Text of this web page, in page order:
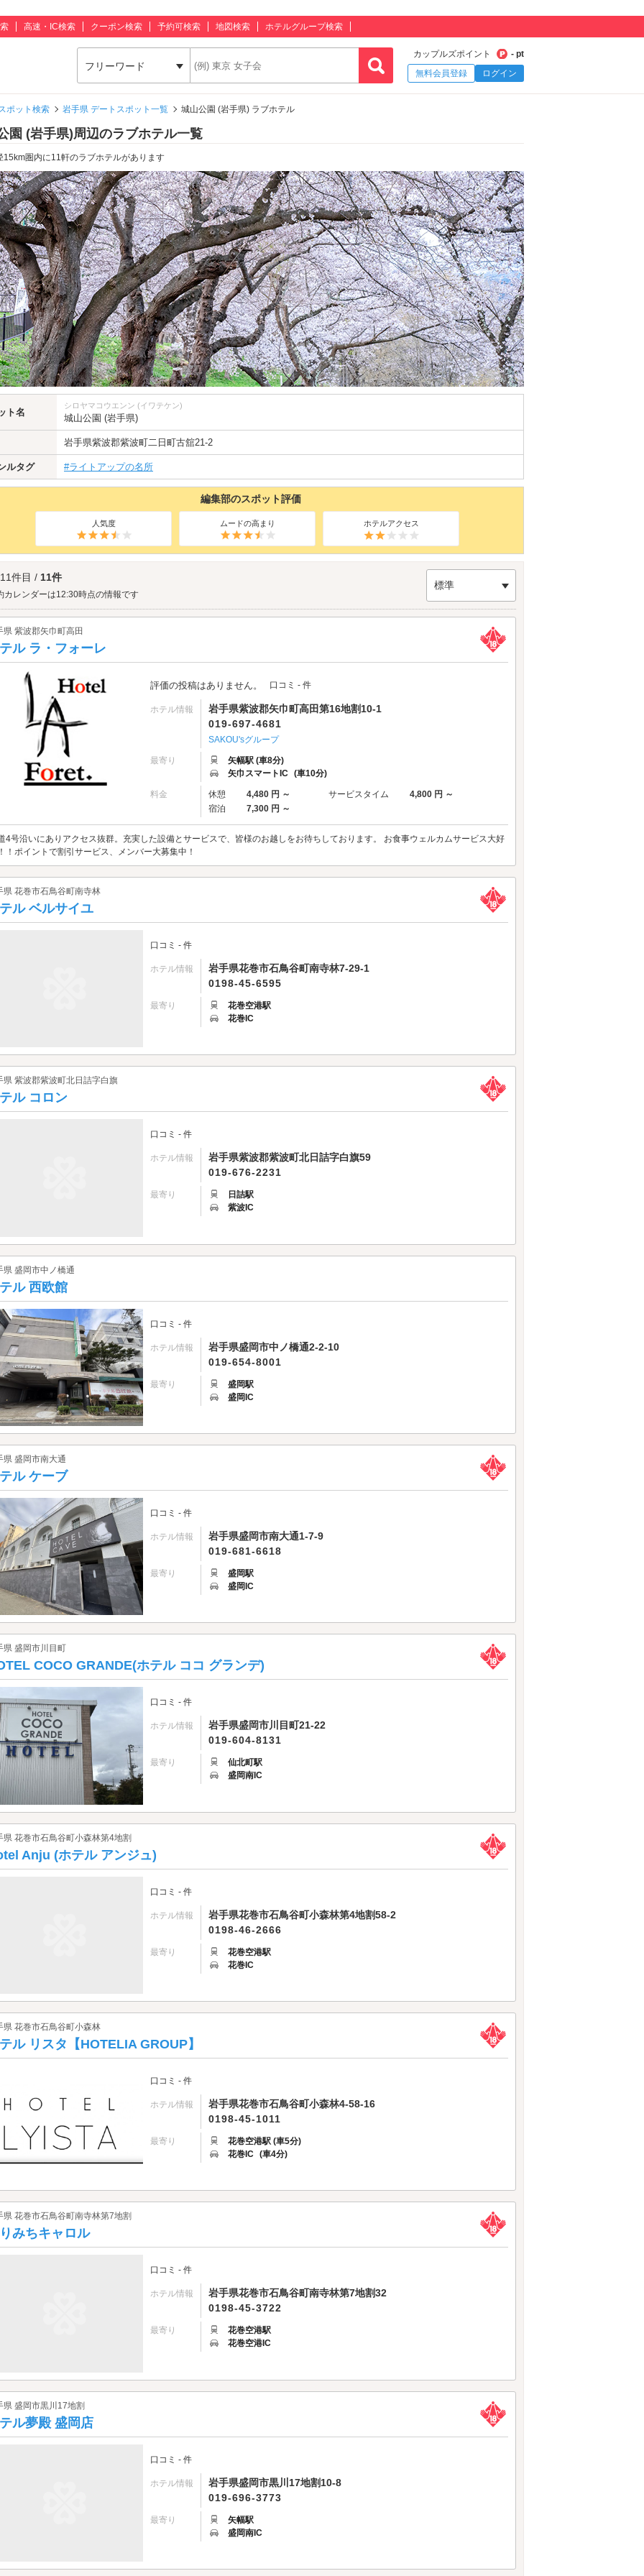
高速・IC検索 クーポン検索 予約可検索 地図検索 ホテルグループ検索
フリーワード
カップルズポイント
- pt
無料会員登録
ログイン
ポット検索 岩手県 デートスポット一覧 城山公園 (岩手県) ラブホテル
園 (岩手県)周辺のラブホテル一覧
15km圏内に11軒のラブホテルがあります
ト名
シロヤマコウエンン (イワテケン)
城山公園 (岩手県)
岩手県紫波郡紫波町二日町古舘21-2
ルタグ #ライトアップの名所
編集部のスポット評価
人気度 ムードの高まり ホテルアクセス
件目 / 11件
レンダーは12:30時点の情報です
標準
県 紫波郡矢巾町高田
ル ラ・フォーレ
評価の投稿はありません。 口コミ - 件
ホテル情報
岩手県紫波郡矢巾町高田第16地割10-1
019-697-4681
SAKOU'sグループ
最寄り
矢幅駅 (車8分)
矢巾スマートIC (車10分)
料金 休憩 4,480 円 ～ サービスタイム
4,800 円 ～
宿泊
7,300 円 ～
4号沿いにありアクセス抜群。充実した設備とサービスで、皆様のお越しをお待ちしております。 お食事ウェルカムサービス大好
！ポイントで割引サービス、メンバー大募集中！
県 花巻市石鳥谷町南寺林
ル ベルサイユ
口コミ - 件
ホテル情報
岩手県花巻市石鳥谷町南寺林7-29-1
0198-45-6595
最寄り
花巻空港駅
花巻IC
県 紫波郡紫波町北日詰字白旗
ル コロン
口コミ - 件
ホテル情報
岩手県紫波郡紫波町北日詰字白旗59
019-676-2231
最寄り
日詰駅
紫波IC
県 盛岡市中ノ橋通
ル 西欧館
口コミ - 件
ホテル情報
岩手県盛岡市中ノ橋通2-2-10
019-654-8001
最寄り
盛岡駅
盛岡IC
県 盛岡市南大通
ル ケーブ
口コミ - 件
ホテル情報
岩手県盛岡市南大通1-7-9
019-681-6618
最寄り
盛岡駅
盛岡IC
県 盛岡市川目町
COCO GRANDE(ホテル ココ グランデ)
口コミ - 件
ホテル情報
岩手県盛岡市川目町21-22
019-604-8131
最寄り
仙北町駅
盛岡南IC
県 花巻市石鳥谷町小森林第4地割
Anju (ホテル アンジュ)
口コミ - 件
ホテル情報
岩手県花巻市石鳥谷町小森林第4地割58-2
0198-46-2666
最寄り
花巻空港駅
花巻IC
県 花巻市石鳥谷町小森林
ル リスタ【HOTELIA GROUP】
口コミ - 件
ホテル情報
岩手県花巻市石鳥谷町小森林4-58-16
0198-45-1011
最寄り
花巻空港駅 (車5分)
花巻IC (車4分)
県 花巻市石鳥谷町南寺林第7地割
みちキャロル
口コミ - 件
ホテル情報
岩手県花巻市石鳥谷町南寺林第7地割32
0198-45-3722
最寄り
花巻空港駅
花巻空港IC
県 盛岡市黒川17地割
ル夢殿 盛岡店
口コミ - 件
ホテル情報
岩手県盛岡市黒川17地割10-8
019-696-3773
最寄り
矢幅駅
盛岡南IC